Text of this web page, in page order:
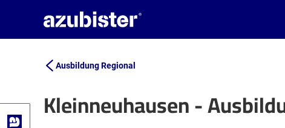
Ausbildung Regional
Kleinneuhausen -